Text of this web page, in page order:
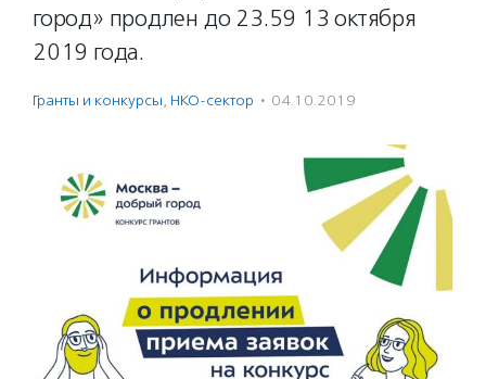
город» продлен до 23.59 13 октября
2019 года.
Гранты и конкурсы, НКО-сектор · 04.10.2019